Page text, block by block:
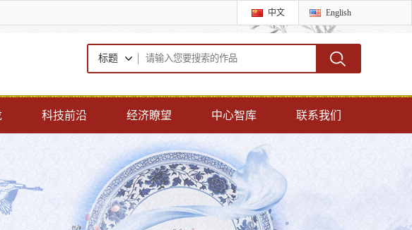
中文 English
标题
科技前沿 经济瞭望 中心智库 联系我们